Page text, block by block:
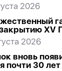
2026
XV
2026
вновь
почти 30 лет